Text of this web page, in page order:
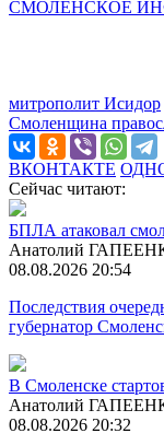
СМОЛЕНСКОЕ
митрополит Исидор
Смоленщина
ВКОНТАКТЕ
Сейчас читают:
БПЛА атаковал
Анатолий
08.08.2026 20:54
Последствия
губернатор
В Смоленске
Анатолий
08.08.2026 20:32